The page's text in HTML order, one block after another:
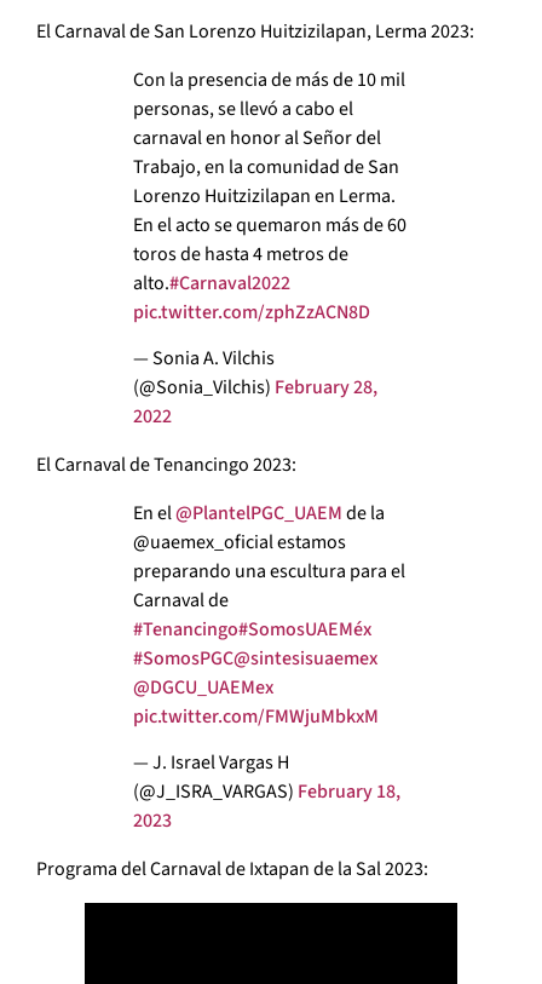
El Carnaval de San Lorenzo Huitzizilapan, Lerma 2023:
Con la presencia de más de 10 mil
personas, se llevó a cabo el
carnaval en honor al Señor del
Trabajo, en la comunidad de San
Lorenzo Huitzizilapan en Lerma.
En el acto se quemaron más de 60
toros de hasta 4 metros de
alto.#Carnaval2022
pic.twitter.com/zphZzACN8D
— Sonia A. Vilchis
(@Sonia_Vilchis) February 28,
2022
El Carnaval de Tenancingo 2023:
En el@PlantelPGC_UAEMde la
@uaemex_oficial estamos
preparando una escultura para el
Carnaval de
#Tenancingo#SomosUAEMéx
#SomosPGC@sintesisuaemex
@DGCU_UAEMex
pic.twitter.com/FMWjuMbkxM
— J. Israel Vargas H
(@J_ISRA_VARGAS) February 18,
2023
Programa del Carnaval de Ixtapan de la Sal 2023: